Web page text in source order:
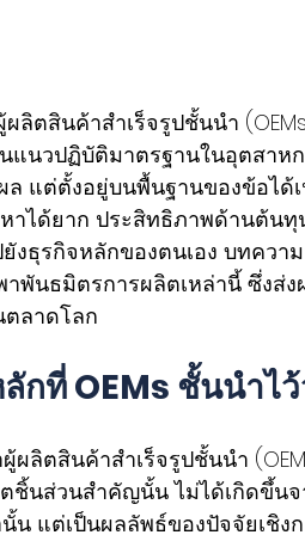
ลิตสินค้าสำเร็จรูปชั้นนำ
แนวปฏิบัติมาตรฐานในอุตสาห
ล แต่ตั้งอยู่บนพื้นฐานของข้อไ
าได้ยาก ประสิทธิภาพด้านต้น
งธุรกิจหลักของตนเอง บทคว
พันธมิตรการผลิตเหล่านี้ ซึ่งส่
ลาดโลก
กที่ OEMs ชั้นนำไ
ผลิตสินค้าสำเร็จรูปชั้นนำ
ชิ้นส่วนสำคัญนั้น ไม่ได้เกิดขึ้น
น แต่เป็นผลลัพธ์ของปัจจัยเชิ